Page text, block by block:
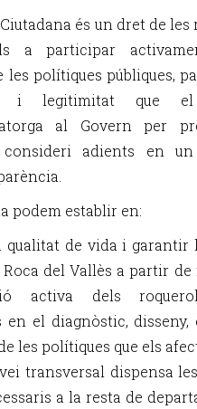
és un dret de les
a participar
les polítiques públiques,
i legitimitat que el
al Govern per
consideri adients en
podem establir en:
de vida i garantir
del Vallès a partir
activa dels
en el diagnòstic, disseny,
les polítiques que els
transversal dispensa
a la resta de